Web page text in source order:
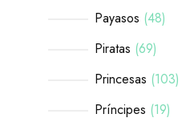
Payasos 48
Piratas 69
Princesas 103
Príncipes 19